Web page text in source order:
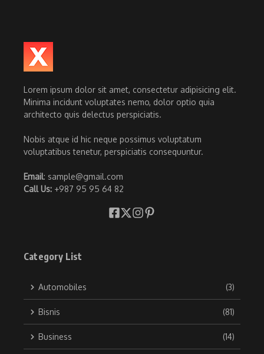
Lorem ipsum dolor sit amet, consectetur adipisicing elit.
Minima incidunt voluptates nemo, dolor optio quia
architecto quis delectus perspiciatis.
Nobis atque id hic neque possimus voluptatum
voluptatibus tenetur, perspiciatis consequuntur.
Email: sample@gmail.com
Call Us: +987 95 95 64 82
Category List
Automobiles (3)
Bisnis (81)
Business (14)